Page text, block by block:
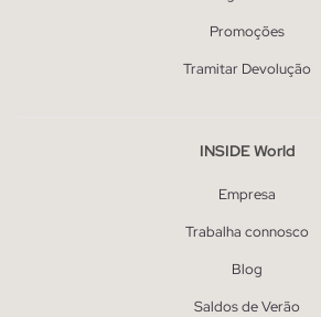
Promoções
Tramitar Devolução
INSIDE World
Empresa
Trabalha connosco
Blog
Saldos de Verão